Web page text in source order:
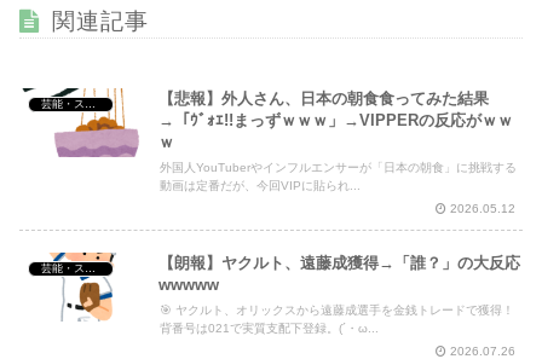
Powered by livedoor 相互RSS
関連記事
【悲報】外人さん、日本の朝食食ってみた結果
→「ｳﾞｫｴ!!まっずｗｗｗ」→VIPPERの反応がｗｗ
ｗ
外国人YouTuberやインフルエンサーが「日本の朝食」に挑戦する
動画は定番だが、今回VIPに貼られ...
2026.05.12
【朗報】ヤクルト、遠藤成獲得→「誰？」の大反応
wwwww
🎯 ヤクルト、オリックスから遠藤成選手を金銭トレードで獲得！
背番号は021で実質支配下登録。(´・ω...
2026.07.26